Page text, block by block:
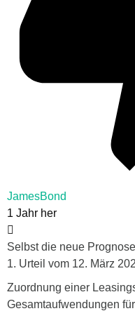
JamesBond
1 Jahr her
Selbst die neue
1. Urteil vom 12. März
Zuordnung einer
Gesamtaufwendungen